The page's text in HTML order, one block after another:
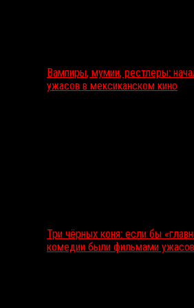
Вампиры, мумии, рестлеры:
ужасов в мексиканском кино
Три чёрных коня: если бы
комедии были фильмами ужасов